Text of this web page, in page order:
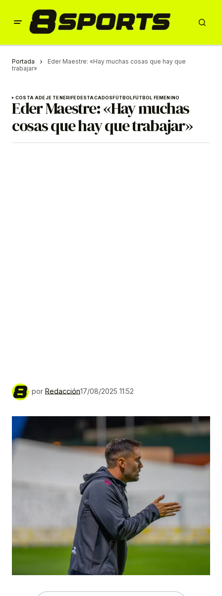
Portada
Eder Maestre: «Hay muchas cosas que hay que
trabajar»
COSTA ADEJE TENERIFEDESTACADOSFÚTBOLFÚTBOL FEMENINO
Eder Maestre: «Hay muchas
cosas que hay que trabajar»
por Redacción17/08/2025 11:52